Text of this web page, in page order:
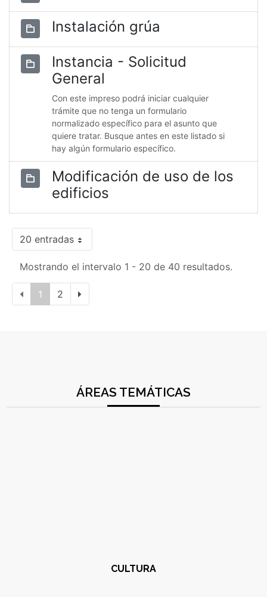
Instalación grúa
Instancia - Solicitud
General
Con este impreso podrá iniciar cualquier
trámite que no tenga un formulario
normalizado específico para el asunto que
quiere tratar. Busque antes en este listado si
hay algún formulario específico.
Modificación de uso de los
edificios
20 entradas
Mostrando el intervalo 1 - 20 de 40 resultados.
1 2
ÁREAS TEMÁTICAS
CULTURA